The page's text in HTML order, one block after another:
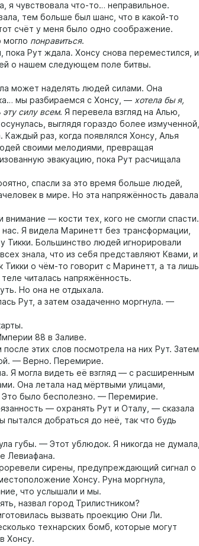
я чувствовала что-то… неправильное.
тем больше был шанс, что в какой-то
счёт у меня было одно соображение.
понравиться.
Рут ждала. Хонсу снова переместился, и
о нашем следующем поле битвы.
может наделять людей силами. Она
мы разбираемся с Хонсу, — хотела бы я,
эту силу всем. Я перевела взгляд на Алью,
выглядя гораздо более измученной,
Каждый раз, когда появлялся Хонсу, Алья
своими мелодиями, превращая
эвакуацию, пока Рут расчищала
спасли за это время больше людей,
в мире. Но эта напряжённость давала
— кости тех, кого не смогли спасти.
Я видела Маринетт без трансформации,
Тикки. Большинство людей игнорировали
знала, что из себя представляют Квами, и
Тикки о чём-то говорит с Маринетт, а та лишь
читалась напряжённость.
Но она не отдыхала.
Рут, а затем озадаченно моргнула. —
88 в Заливе.
этих слов посмотрела на них Рут. Затем
— Верно. Перемирие.
Я могла видеть её взгляд — с расширенным
Она летала над мёртвыми улицами,
было бесполезно. — Перемирие.
— охранять Рут и Оталу, — сказала
добраться до неё, так что будь
губы. — Этот ублюдок. Я никогда не думала,
Левиафана.
сирены, предупреждающий сигнал о
Хонсу. Руна моргнула,
что услышали и мы.
назвал город Трилистником?
вызвать проекцию Они Ли.
технарских бомб, которые могут
Хонсу.